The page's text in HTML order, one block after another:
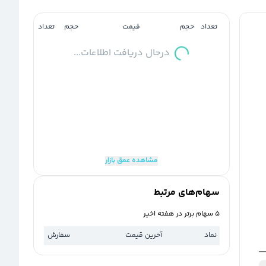
تعداد حجم قیمت حجم تعداد
درحال دریافت اطلاعات...
مشاهده عمق بازار
سهام‌های مرتبط
5 سهام برتر در هفته اخیر
نماد
آخرین قیمت سفارش